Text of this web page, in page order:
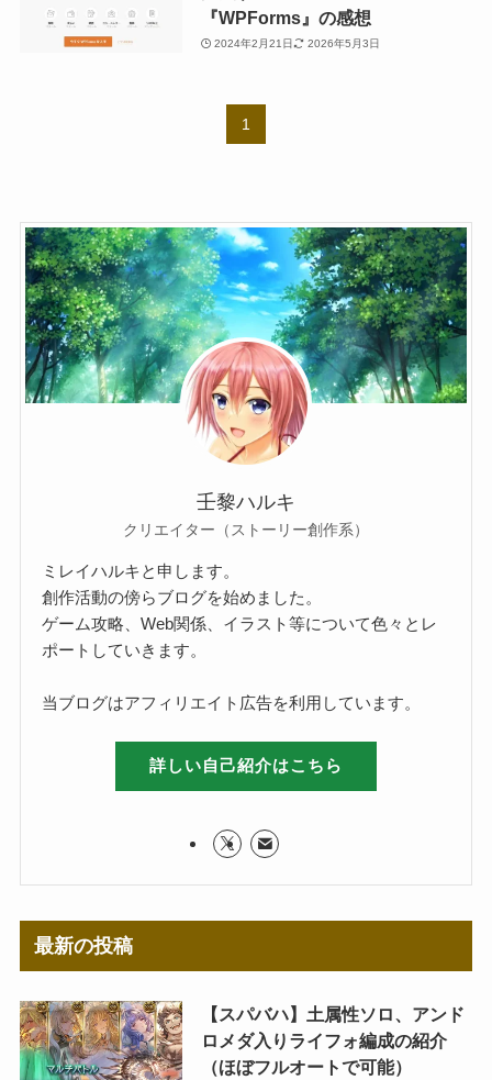
『WPForms』の感想
2024年2月21日 2026年5月3日
1
壬黎ハルキ
クリエイター（ストーリー創作系）
ミレイハルキと申します。
創作活動の傍らブログを始めました。
ゲーム攻略、Web関係、イラスト等について色々とレ
ポートしていきます。
当ブログはアフィリエイト広告を利用しています。
詳しい自己紹介はこちら
最新の投稿
【スパバハ】土属性ソロ、アンド
ロメダ入りライフォ編成の紹介
（ほぼフルオートで可能）